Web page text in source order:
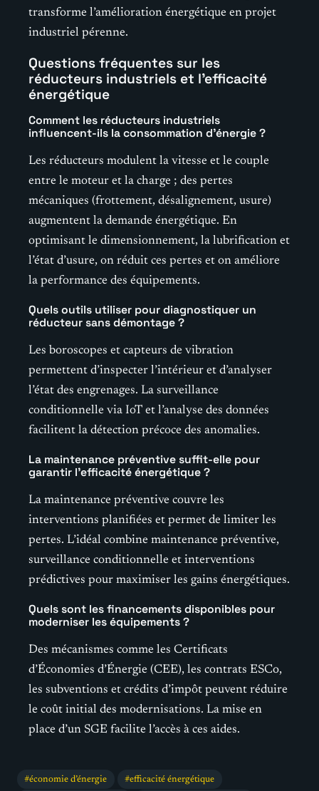
transforme l’amélioration énergétique en projet
industriel pérenne.
Questions fréquentes sur les
réducteurs industriels et l’efficacité
énergétique
Comment les réducteurs industriels
influencent-ils la consommation d’énergie ?
Les réducteurs modulent la vitesse et le couple
entre le moteur et la charge ; des pertes
mécaniques (frottement, désalignement, usure)
augmentent la demande énergétique. En
optimisant le dimensionnement, la lubrification et
l’état d’usure, on réduit ces pertes et on améliore
la performance des équipements.
Quels outils utiliser pour diagnostiquer un
réducteur sans démontage ?
Les boroscopes et capteurs de vibration
permettent d’inspecter l’intérieur et d’analyser
l’état des engrenages. La surveillance
conditionnelle via IoT et l’analyse des données
facilitent la détection précoce des anomalies.
La maintenance préventive suffit-elle pour
garantir l’efficacité énergétique ?
La maintenance préventive couvre les
interventions planifiées et permet de limiter les
pertes. L’idéal combine maintenance préventive,
surveillance conditionnelle et interventions
prédictives pour maximiser les gains énergétiques.
Quels sont les financements disponibles pour
moderniser les équipements ?
Des mécanismes comme les Certificats
d’Économies d’Énergie (CEE), les contrats ESCo,
les subventions et crédits d’impôt peuvent réduire
le coût initial des modernisations. La mise en
place d’un SGE facilite l’accès à ces aides.
économie d’énergie efficacité énergétique